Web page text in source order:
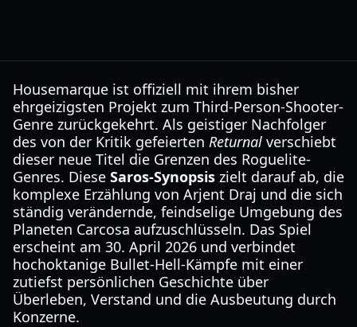
Housemarque ist offiziell mit ihrem bisher
ehrgeizigsten Projekt zum Third-Person-Shooter-
Genre zurückgekehrt. Als geistiger Nachfolger
des von der Kritik gefeierten Returnal verschiebt
dieser neue Titel die Grenzen des Roguelite-
Genres. Diese Saros-Synopsis zielt darauf ab, die
komplexe Erzählung von Arjent Draj und die sich
ständig verändernde, feindselige Umgebung des
Planeten Carcosa aufzuschlüsseln. Das Spiel
erscheint am 30. April 2026 und verbindet
hochoktanige Bullet-Hell-Kämpfe mit einer
zutiefst persönlichen Geschichte über
Überleben, Verstand und die Ausbeutung durch
Konzerne.